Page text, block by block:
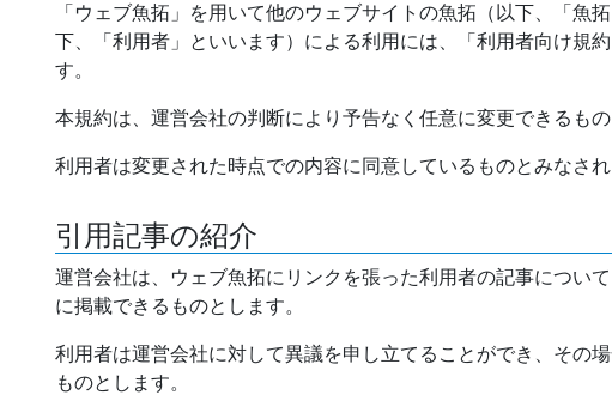
「ウェブ魚拓」を用いて他のウェブサイトの魚拓（以下、「魚
下、「利用者」といいます）による利用には、「利用者向け規
す。
本規約は、運営会社の判断により予告なく任意に変更できるもの
利用者は変更された時点での内容に同意しているものとみなさ
引用記事の紹介
運営会社は、ウェブ魚拓にリンクを張った利用者の記事につい
に掲載できるものとします。
利用者は運営会社に対して異議を申し立てることができ、その
ものとします。